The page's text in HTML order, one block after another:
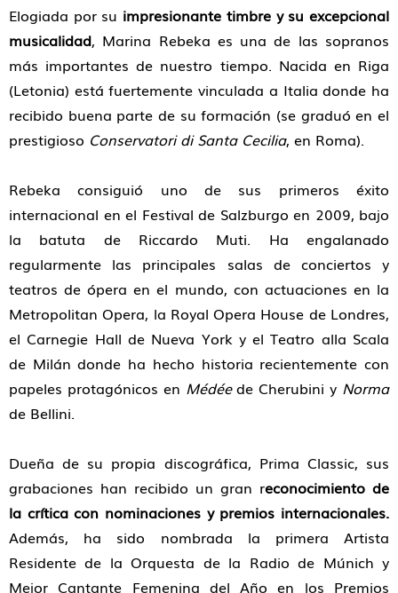
Elogiada por su impresionante timbre y su excepcional
musicalidad, Marina Rebeka es una de las sopranos
más importantes de nuestro tiempo. Nacida en Riga
(Letonia) está fuertemente vinculada a Italia donde ha
recibido buena parte de su formación (se graduó en el
prestigioso Conservatori di Santa Cecilia, en Roma).
Rebeka consiguió uno de sus primeros éxito
internacional en el Festival de Salzburgo en 2009, bajo
la batuta de Riccardo Muti. Ha engalanado
regularmente las principales salas de conciertos y
teatros de ópera en el mundo, con actuaciones en la
Metropolitan Opera, la Royal Opera House de Londres,
el Carnegie Hall de Nueva York y el Teatro alla Scala
de Milán donde ha hecho historia recientemente con
papeles protagónicos en Médéede Cherubini y Norma
de Bellini.
Dueña de su propia discográfica, Prima Classic, sus
grabaciones han recibido un gran reconocimiento de
la crítica con nominaciones y premios internacionales.
Además, ha sido nombrada la primera Artista
Residente de la Orquesta de la Radio de Múnich y
Mejor Cantante Femenina del Año en los Premios